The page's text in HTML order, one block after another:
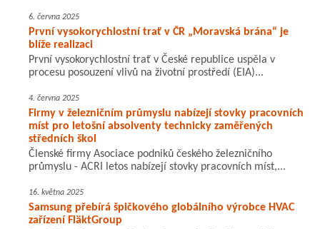
6. června 2025
První vysokorychlostní trať v ČR „Moravská brána“ je
blíže realizaci
První vysokorychlostní trať v České republice uspěla v
procesu posouzení vlivů na životní prostředí (EIA)...
4. června 2025
Firmy v železničním průmyslu nabízejí stovky pracovních
míst pro letošní absolventy technicky zaměřených
středních škol
Členské firmy Asociace podniků českého železničního
průmyslu - ACRI letos nabízejí stovky pracovních míst,...
16. května 2025
Samsung přebírá špičkového globálního výrobce HVAC
zařízení FläktGroup